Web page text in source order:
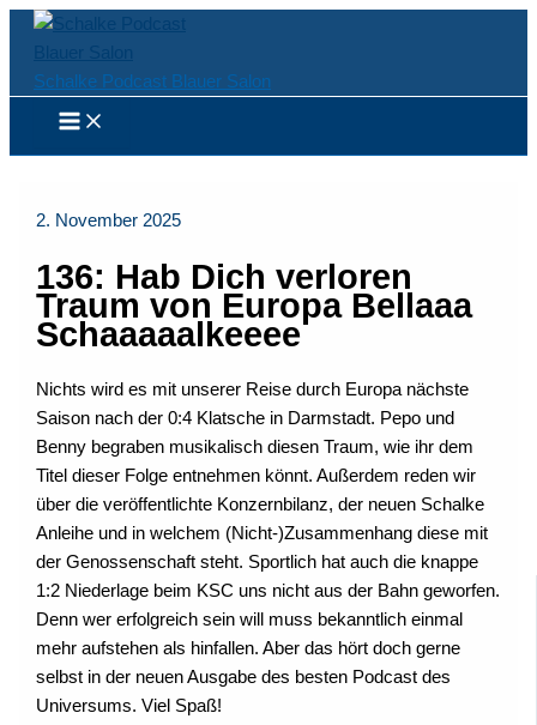
Zum
springen
Schalke Podcast Blauer Salon
2. November 2025
136: Hab Dich verloren
Traum von Europa Bellaaa
Schaaaaalkeeee
Nichts wird es mit unserer Reise durch Europa nächste
Saison nach der 0:4 Klatsche in Darmstadt. Pepo und
Benny begraben musikalisch diesen Traum, wie ihr dem
Titel dieser Folge entnehmen könnt. Außerdem reden wir
über die veröffentlichte Konzernbilanz, der neuen Schalke
Anleihe und in welchem (Nicht-)Zusammenhang diese mit
der Genossenschaft steht. Sportlich hat auch die knappe
1:2 Niederlage beim KSC uns nicht aus der Bahn geworfen.
Denn wer erfolgreich sein will muss bekanntlich einmal
mehr aufstehen als hinfallen. Aber das hört doch gerne
selbst in der neuen Ausgabe des besten Podcast des
Universums. Viel Spaß!